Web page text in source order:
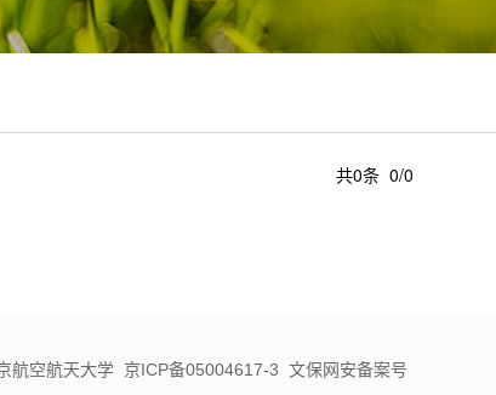
共0条 0/0
航空航天大学 京ICP备05004617-3 文保网安备案号